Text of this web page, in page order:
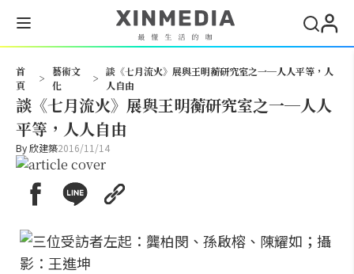
首
頁
>
藝術文
化
>
談《七月流火》展與王明蘅研究室之一─人人平等，人
人自由
談《七月流火》展與王明蘅研究室之一─人人
平等，人人自由
By欣建築2016/11/14